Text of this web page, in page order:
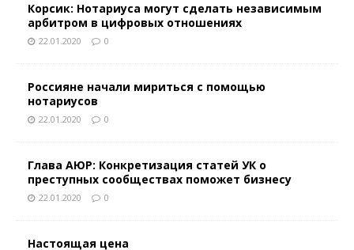
Корсик: Нотариуса могут сделать независимым
арбитром в цифровых отношениях
22.01.2020 0
Россияне начали мириться с помощью
нотариусов
22.01.2020 0
Глава АЮР: Конкретизация статей УК о
преступных сообществах поможет бизнесу
22.01.2020 0
Настоящая цена